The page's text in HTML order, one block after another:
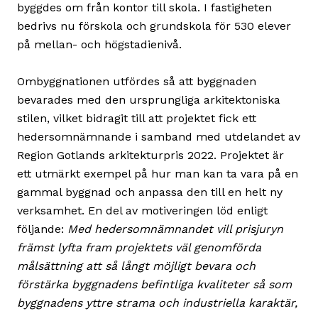
byggdes om från kontor till skola. I fastigheten
bedrivs nu förskola och grundskola för 530 elever
på mellan- och högstadienivå.
Ombyggnationen utfördes så att byggnaden
bevarades med den ursprungliga arkitektoniska
stilen, vilket bidragit till att projektet fick ett
hedersomnämnande i samband med utdelandet av
Region Gotlands arkitekturpris 2022. Projektet är
ett utmärkt exempel på hur man kan ta vara på en
gammal byggnad och anpassa den till en helt ny
verksamhet. En del av motiveringen löd enligt
följande: Med hedersomnämnandet vill prisjuryn
främst lyfta fram projektets väl genomförda
målsättning att så långt möjligt bevara och
förstärka byggnadens befintliga kvaliteter så som
byggnadens yttre strama och industriella karaktär,